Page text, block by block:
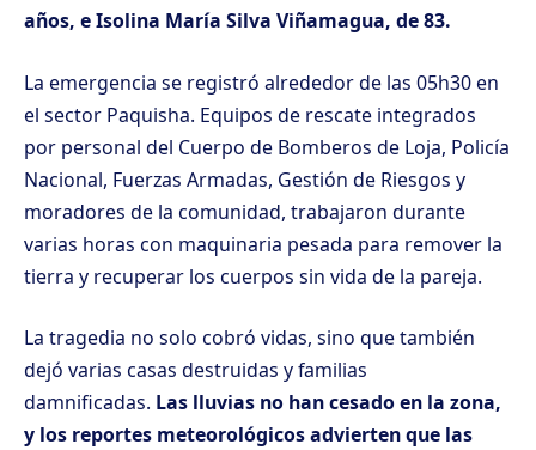
años, e Isolina María Silva Viñamagua, de 83.
La emergencia se registró alrededor de las 05h30 en
el sector Paquisha. Equipos de rescate integrados
por personal del Cuerpo de Bomberos de Loja, Policía
Nacional, Fuerzas Armadas, Gestión de Riesgos y
moradores de la comunidad, trabajaron durante
varias horas con maquinaria pesada para remover la
tierra y recuperar los cuerpos sin vida de la pareja.
La tragedia no solo cobró vidas, sino que también
dejó varias casas destruidas y familias
damnificadas. Las lluvias no han cesado en la zona,
y los reportes meteorológicos advierten que las